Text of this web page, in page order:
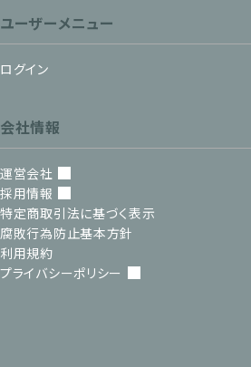
ユーザーメニュー
ログイン
会社情報
運営会社
採用情報
特定商取引法に基づく表示
腐敗行為防止基本方針
利用規約
プライバシーポリシー